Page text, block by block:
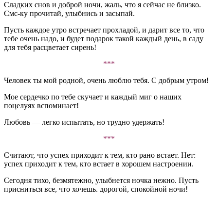
Сладких снов и доброй ночи, жаль, что я сейчас не близко.
Смс-ку прочитай, улыбнись и засыпай.
Пусть каждое утро встречает прохладой, и дарит все то, что
тебе очень надо, и будет подарок такой каждый день, в саду
для тебя расцветает сирень!
***
Человек ты мой родной, очень люблю тебя. С добрым утром!
Мое сердечко по тебе скучает и каждый миг о наших
поцелуях вспоминает!
Любовь — легко испытать, но трудно удержать!
***
Считают, что успех приходит к тем, кто рано встает. Нет:
успех приходит к тем, кто встает в хорошем настроении.
Сегодня тихо, безмятежно, улыбнется ночка нежно. Пусть
присниться все, что хочешь. дорогой, спокойной ночи!